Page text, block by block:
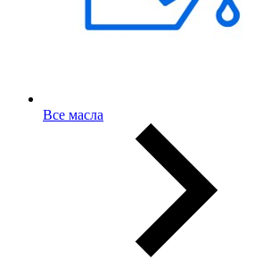
Все масла